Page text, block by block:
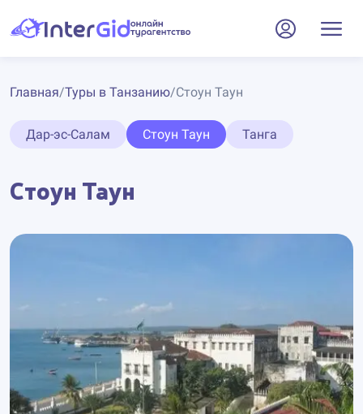
Главная/Туры в Танзанию/Стоун Таун
Дар-эс-Салам Стоун Таун Танга
Стоун Таун